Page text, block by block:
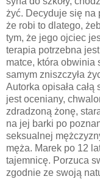
żyć. Decyduje się na
że robi to dlatego,
tym, że jego ojciec
terapia potrzebna
matce, która obwinia
samym zniszczyła
Autorka opisała
jest oceniany,
zdradzoną żonę,
na jej barki po
seksualnej
męża. Marek po 12
tajemnicę. Porzuca
zgodnie ze swoją